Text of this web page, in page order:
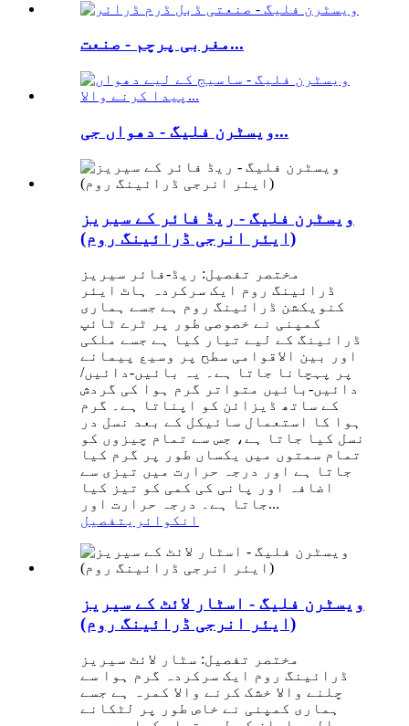
مغربی پرچم - صنعت...
ویسٹرن فلیگ - دھواں جی...
ویسٹرن فلیگ - ریڈ فائر کے سیریز
(ایئر انرجی ڈرائینگ روم)
مختصر تفصیل: ریڈ-فائر سیریز
ڈرائینگ روم ایک سرکردہ ہاٹ ایئر
کنویکشن ڈرائینگ روم ہے جسے ہماری
کمپنی نے خصوصی طور پر ٹرے ٹائپ
ڈرائینگ کے لیے تیار کیا ہے جسے ملکی
اور بین الاقوامی سطح پر وسیع پیمانے
پر پہچانا جاتا ہے۔ یہ بائیں-دائیں/
دائیں-بائیں متواتر گرم ہوا کی گردش
کے ساتھ ڈیزائن کو اپناتا ہے۔ گرم
ہوا کا استعمال سائیکل کے بعد نسل در
نسل کیا جاتا ہے، جس سے تمام چیزوں کو
تمام سمتوں میں یکساں طور پر گرم کیا
جاتا ہے اور درجہ حرارت میں تیزی سے
اضافہ اور پانی کی کمی کو تیز کیا
جاتا ہے۔ درجہ حرارت اور...
انکوائری تفصیل
ویسٹرن فلیگ - اسٹار لائٹ کے سیریز
(ایئر انرجی ڈرائینگ روم)
مختصر تفصیل: سٹار لائٹ سیریز
ڈرائینگ روم ایک سرکردہ گرم ہوا سے
چلنے والا خشک کرنے والا کمرہ ہے جسے
ہماری کمپنی نے خاص طور پر لٹکانے